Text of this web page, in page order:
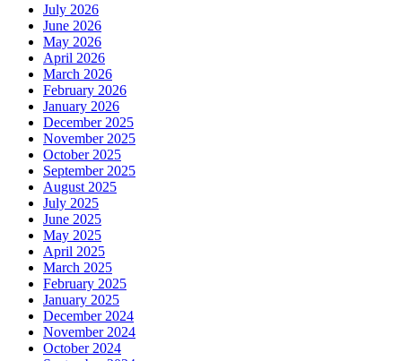
July 2026
June 2026
May 2026
April 2026
March 2026
February 2026
January 2026
December 2025
November 2025
October 2025
September 2025
August 2025
July 2025
June 2025
May 2025
April 2025
March 2025
February 2025
January 2025
December 2024
November 2024
October 2024